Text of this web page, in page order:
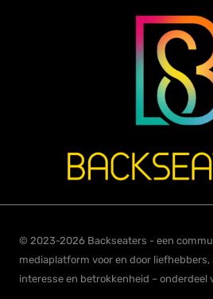
© 2023-2026 Backseaters - een
mediaplatform voor en door
interesse en betrokkenheid – onderdeel